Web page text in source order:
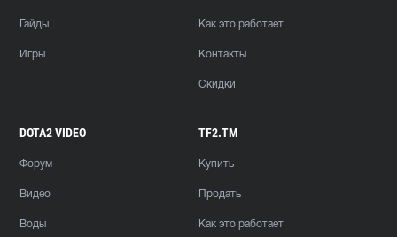
Гайды
Игры
Как это работает
Контакты
Скидки
DOTA2 VIDEO
Форум
Видео
Воды
TF2.TM
Купить
Продать
Как это работает